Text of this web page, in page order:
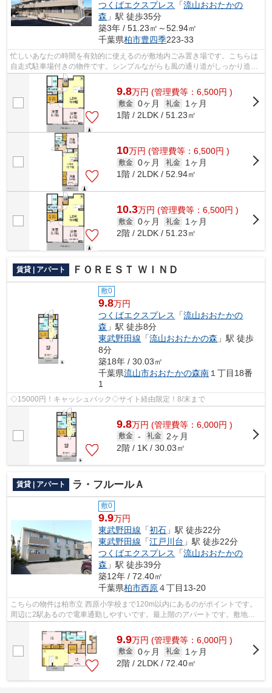
つくばエクスプレス
「流山おおたかの
森 」駅 徒歩35分
築3年 / 51.23㎡～52.94㎡
千葉県柏市豊四季223‐33
忙しいあなたの時間を有効的に使えるのが敷地内ごみ置き場です。こちらは
自走式駐車場付きの物件です。シンプルながらも風の通り道がしっかり造ら
れているアパートです。こちらの物件...
9.8万円 (管理費等：6,500円 )
敷金 0ヶ月 礼金
1ヶ月
1階 / 2LDK / 51.23㎡
10万円 (管理費等：6,500円 )
敷金 0ヶ月 礼金
1ヶ月
1階 / 2LDK / 52.94㎡
10.3万円 (管理費等：6,500円 )
敷金 0ヶ月 礼金
1ヶ月
2階 / 2LDK / 51.23㎡
賃貸 | アパート ＦＯＲＥＳＴ ＷＩＮＤ
敷0
9.8万円
つくばエクスプレス
「流山おおたかの
森 」駅 徒歩8分
東武野田線 「流山おおたかの森 」駅 徒歩
8分
築18年 / 30.03㎡
千葉県流山市おおたかの森南１丁目18番
1
◇15000円！キャッシュバック◇サイト経由限定！8/末まで
9.8万円 (管理費等：6,000円 )
敷金 - 礼金
2ヶ月
2階 / 1K / 30.03㎡
賃貸 | アパート ラ・フルールＡ
敷0
9.9万円
東武野田線 「初石 」駅 徒歩22分
東武野田線 「江戸川台 」駅 徒歩22分
つくばエクスプレス
「流山おおたかの
森 」駅 徒歩39分
築12年 / 72.40㎡
千葉県柏市西原４丁目13-20
こちらの物件は柏市立 西原小学校まで120m以内にあるのがポイントです。
周辺に2駅あるので電車通勤しやすいです。最上階のアパートです。敷地内
9.9万円 (管理費等：6,000円 )
敷金 0ヶ月 礼金
1ヶ月
2階 / 2LDK / 72.40㎡